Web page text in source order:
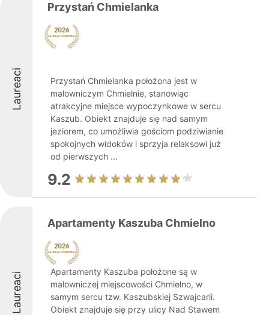
Laureaci
Przystań Chmielanka
Przystań Chmielanka położona jest w
malowniczym Chmielnie, stanowiąc
atrakcyjne miejsce wypoczynkowe w sercu
Kaszub. Obiekt znajduje się nad samym
jeziorem, co umożliwia gościom podziwianie
spokojnych widoków i sprzyja relaksowi już
od pierwszych ...
9.2
Laureaci
Apartamenty Kaszuba Chmielno
Apartamenty Kaszuba położone są w
malowniczej miejscowości Chmielno, w
samym sercu tzw. Kaszubskiej Szwajcarii.
Obiekt znajduje się przy ulicy Nad Stawem